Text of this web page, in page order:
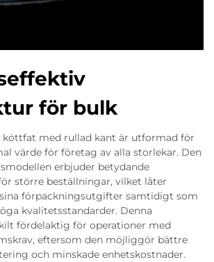
för bulk
med rullad kant är utformad för
värde för företag av alla storlekar. Den
erbjuder betydande
större beställningar, vilket låter
förpackningsutgifter samtidigt som
kvalitetsstandarder. Denna
fördelaktig för operationer med
eftersom den möjliggör bättre
och minskade enhetskostnader.